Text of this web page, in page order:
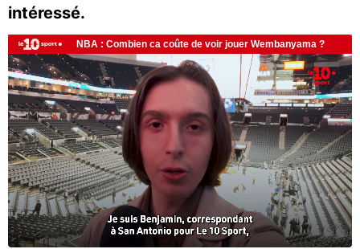
intéressé.